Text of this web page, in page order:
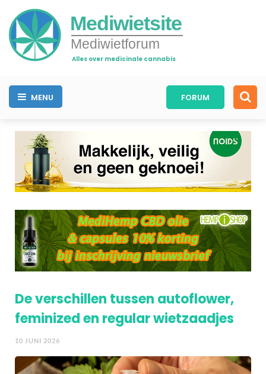
Mediwietsite
Mediwietforum
Alles over medicinale cannabis
MENU FORUM
De verschillen tussen autoflower,
feminized en regular wietzaadjes
10 JUNI 2026